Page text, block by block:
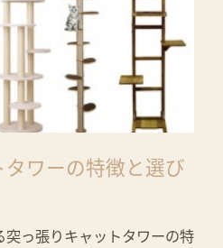
ワーの特徴と選び
っ張りキャットタワーの特